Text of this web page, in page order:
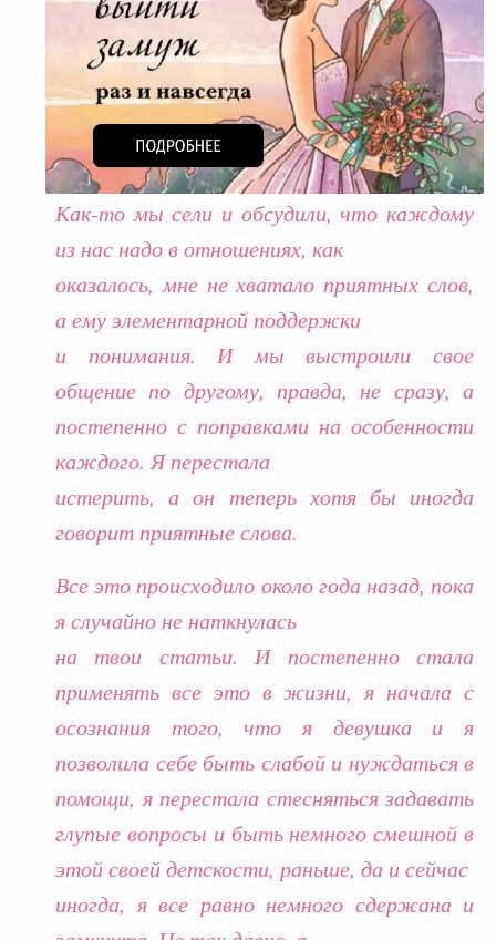
Как-то мы сели и обсудили, что каждому
из нас надо в отношениях, как
оказалось, мне не хватало приятных слов,
а ему элементарной поддержки
и понимания. И мы выстроили свое
общение по другому, правда, не сразу, а
постепенно с поправками на особенности
каждого. Я перестала
истерить, а он теперь хотя бы иногда
говорит приятные слова.
Все это происходило около года назад, пока
я случайно не наткнулась
на твои статьи. И постепенно стала
применять все это в жизни, я начала с
осознания того, что я девушка и я
позволила себе быть слабой и нуждаться в
помощи, я перестала стесняться задавать
глупые вопросы и быть немного смешной в
этой своей детскости, раньше, да и сейчас
иногда, я все равно немного сдержана и